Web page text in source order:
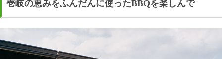
壱岐の恵みをふんだんに使ったBBQを楽しんで